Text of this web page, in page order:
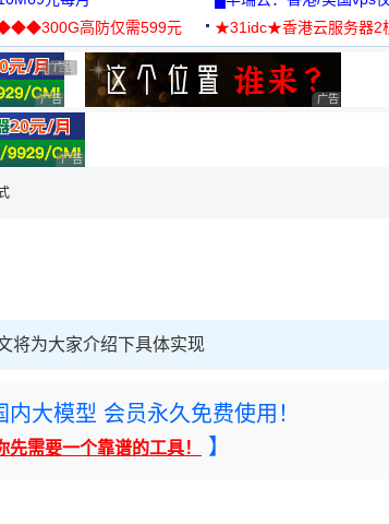
高防仅需599元
★31idc★香港云服务器2
用◆
广告 商业广告，理性选择
广告 商业广告，理性选择
广告 商业广告，理性选择
广告 商业广
广告 商业广告，理性选择
将为大家介绍下具体实现
大模型 会员永久免费使用！
需要一个靠谱的工具！ 】